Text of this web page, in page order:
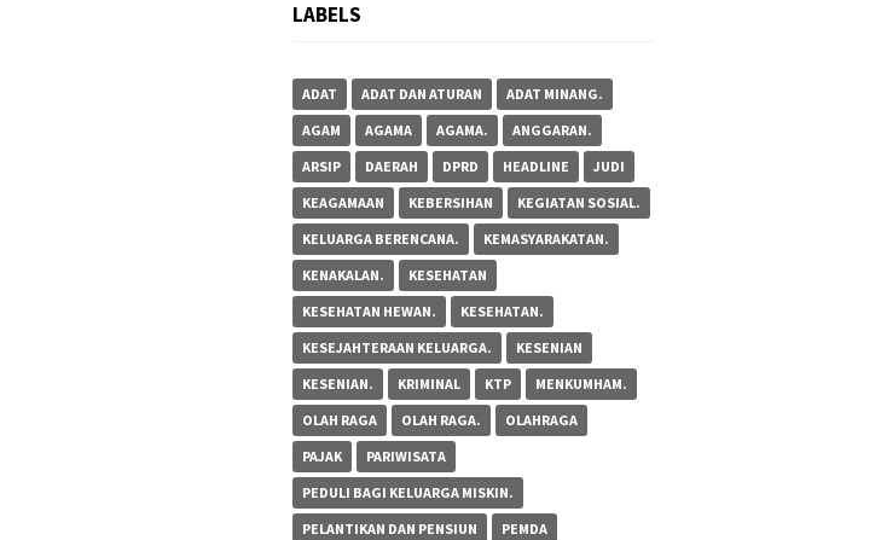
LABELS
ADAT ADAT DAN ATURAN
ADAT MINANG.
AGAM
AGAMA AGAMA.
ANGGARAN.
ARSIP
DAERAH DPRD HEADLINE
JUDI
KEAGAMAAN
KEBERSIHAN
KEGIATAN SOSIAL.
KELUARGA BERENCANA.
KEMASYARAKATAN.
KENAKALAN.
KESEHATAN
KESEHATAN HEWAN.
KESEHATAN.
KESEJAHTERAAN KELUARGA.
KESENIAN
KESENIAN.
KRIMINAL KTP
MENKUMHAM.
OLAH RAGA
OLAH RAGA.
OLAHRAGA
PAJAK
PARIWISATA
PEDULI BAGI KELUARGA MISKIN.
PELANTIKAN DAN PENSIUN
PEMDA